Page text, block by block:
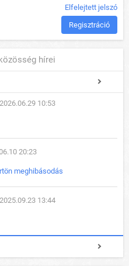
Elfelejtett jelszó
Regisztráció
hírei
10:53
20:23
meghibásodás
13:44